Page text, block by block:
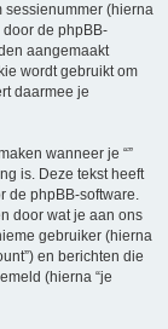
sessienummer (hierna
door de phpBB-
aangemaakt
wordt gebruikt om
daarmee je
wanneer je “”
is. Deze tekst heeft
de phpBB-software.
door wat je aan ons
gebruiker (hierna
en berichten die
(hierna “je